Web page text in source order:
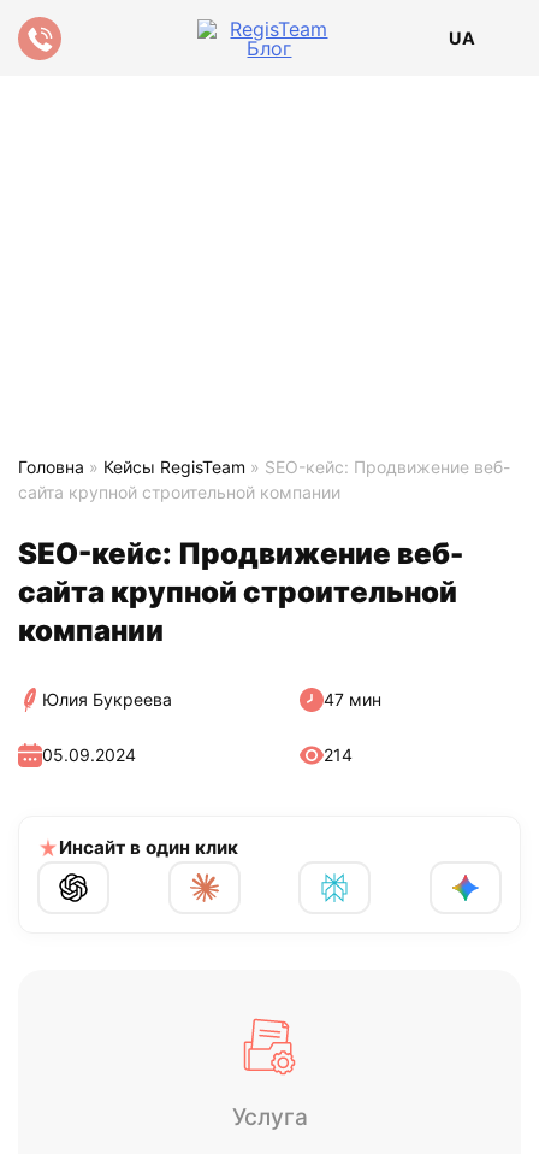
UA
Головна » Кейсы RegisTeam » SEO-кейс: Продвижение веб-
сайта крупной строительной компании
SEO-кейс: Продвижение веб-
сайта крупной строительной
компании
Юлия Букреева 47 мин
214
05.09.2024
Инсайт в один клик
Услуга